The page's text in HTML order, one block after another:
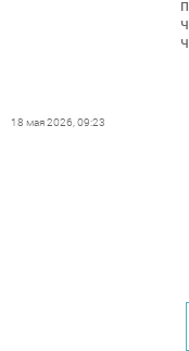
18 мая 2026, 09:23